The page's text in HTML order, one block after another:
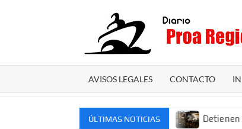
AVISOS LEGALES CONTACTO
ÚLTIMAS NOTICIAS
que falleció cuando realizaba poda Detienen a